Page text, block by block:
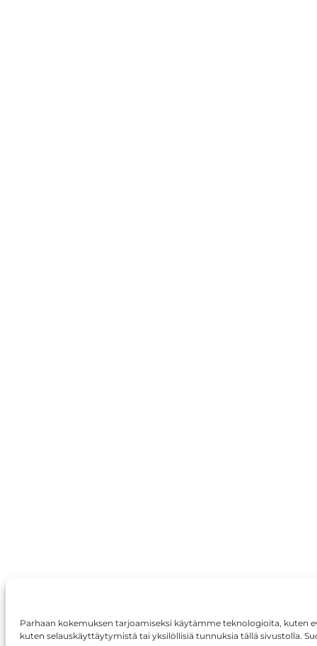
Parhaan kokemuksen tarjoamiseksi käytämme teknologioita, kuten
kuten selauskäyttäytymistä tai yksilöllisiä tunnuksia tällä sivustolla.